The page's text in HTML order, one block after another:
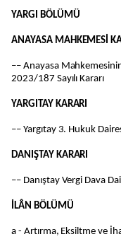
YARGI BÖLÜMÜ
ANAYASA MAHKEMESİ
–– Anayasa
2023/187 Sayılı Kararı
YARGITAY KARARI
–– Yargıtay 3. Hukuk
DANIŞTAY KARARI
–– Danıştay Vergi Dava
İLÂN BÖLÜMÜ
a - Artırma, Eksiltme ve